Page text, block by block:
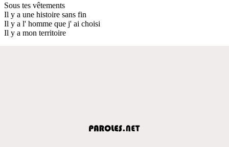
Sous tes vêtements
Il y a une histoire sans fin
Il y a l' homme que j' ai choisi
Il y a mon territoire